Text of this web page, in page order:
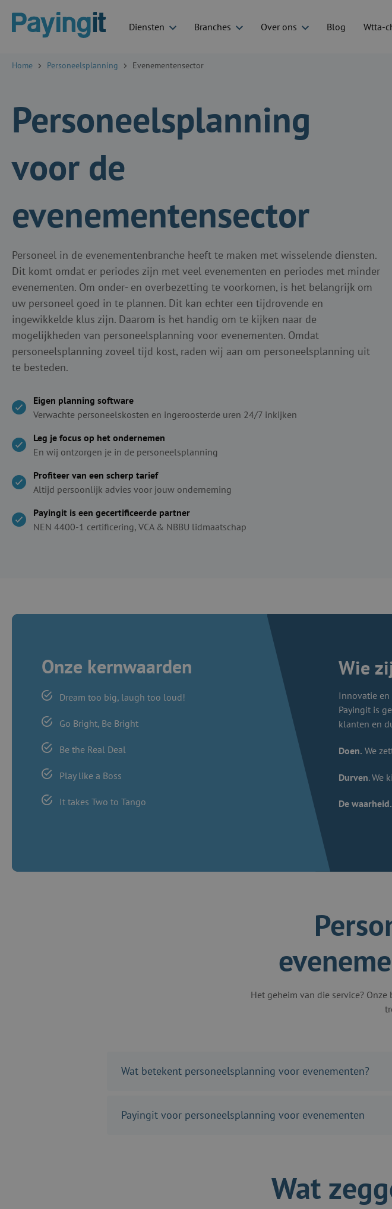
Diensten Branches Over ons Blog Wtta-
Home Personeelsplanning Evenementensector
Personeelsplanning
voor de
evenementensector
Personeel in de evenementenbranche heeft te maken met wisselende diensten.
Dit komt omdat er periodes zijn met veel evenementen en periodes met minder
evenementen. Om onder- en overbezetting te voorkomen, is het belangrijk om
uw personeel goed in te plannen. Dit kan echter een tijdrovende en
ingewikkelde klus zijn. Daarom is het handig om te kijken naar de
mogelijkheden van personeelsplanning voor evenementen. Omdat
personeelsplanning zoveel tijd kost, raden wij aan om personeelsplanning uit
te besteden.
Eigen planning software
Verwachte personeelskosten en ingeroosterde uren 24/7 inkijken
Leg je focus op het ondernemen
En wij ontzorgen je in de personeelsplanning
Profiteer van een scherp tarief
Altijd persoonlijk advies voor jouw onderneming
Payingit is een gecertificeerde partner
NEN 4400-1 certificering, VCA & NBBU lidmaatschap
Onze kernwaarden
Dream too big, laugh too loud!
Go Bright, Be Bright
Be the Real Deal
Play like a Boss
It takes Two to Tango
Wie
Innovatie en
Payingit is
klanten en
Doen. We
Durven. We
De waarheid.
Het geheim van die service?
Wat betekent personeelsplanning voor evenementen?
Payingit voor personeelsplanning voor evenementen
Wat